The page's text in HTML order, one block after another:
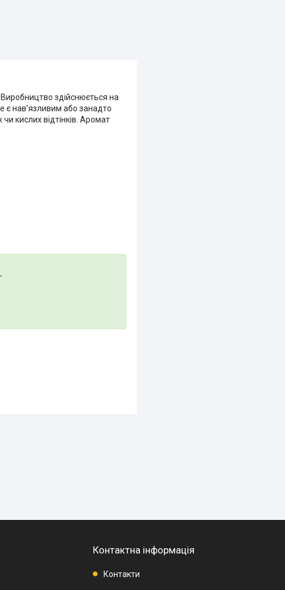
здійснюється на
є нав’язливим або занадто
кислих відтінків. Аромат
.
Контактна інформація
Контакти